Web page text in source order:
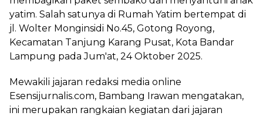
yatim. Salah satunya di Rumah Yatim bertempat di
jl. Wolter Monginsidi No.45, Gotong Royong,
Kecamatan Tanjung Karang Pusat, Kota Bandar
Lampung pada Jum'at, 24 Oktober 2025.
Mewakili jajaran redaksi media online
Esensijurnalis.com, Bambang Irawan mengatakan,
ini merupakan rangkaian kegiatan dari jajaran